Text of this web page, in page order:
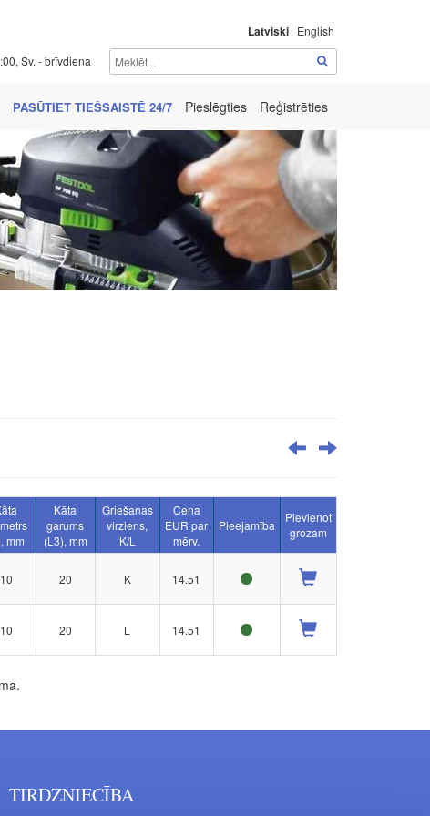
Latviski English
Sv. - brīvdiena
PASŪTIET TIEŠSAISTĒ 24/7 Pieslēgties Reģistrēties
mm
Kāta
garums
(L3), mm
Griešanas
virziens,
K/L
Cena
EUR par
mērv.
Pieejamība
Pievienot
grozam
10 20 K 14.51
10 20 L 14.51
TIRDZNIECĪBA